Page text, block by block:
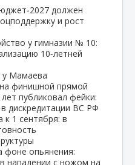
должен
и рост
у гимназии № 10:
10‑летней
Мамаева
финишной прямой
публиковал фейки:
дискредитации ВС РФ
к 1 сентября: в
фоне опьянения:
нападении с ножом на